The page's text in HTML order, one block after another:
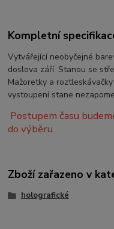
Kompletní
Vytvářející neobyčejné
doslova září. Stanou se
Mažoretky a
vystoupení stane
Postupem času
do výběru .
Zboží zařazeno v
holografické